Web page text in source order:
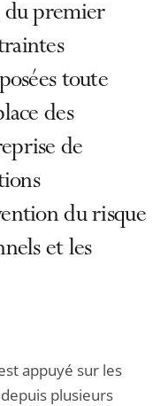
du premier
toute
des
de
du risque
et les
appuyé sur les
plusieurs